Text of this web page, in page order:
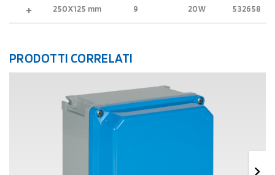
250X125 mm 9 20W 532658
PRODOTTI CORRELATI